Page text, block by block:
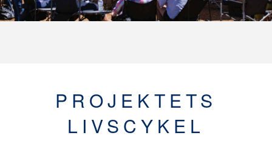
PROJEKTETS
LIVSCYKEL